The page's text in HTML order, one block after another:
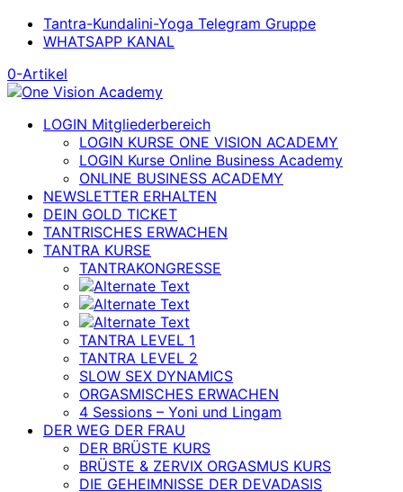
Tantra-Kundalini-Yoga Telegram Gruppe
WHATSAPP KANAL
0-Artikel
LOGIN Mitgliederbereich
LOGIN KURSE ONE VISION ACADEMY
LOGIN Kurse Online Business Academy
ONLINE BUSINESS ACADEMY
NEWSLETTER ERHALTEN
DEIN GOLD TICKET
TANTRISCHES ERWACHEN
TANTRA KURSE
TANTRAKONGRESSE
TANTRA LEVEL 1
TANTRA LEVEL 2
SLOW SEX DYNAMICS
ORGASMISCHES ERWACHEN
4 Sessions – Yoni und Lingam
DER WEG DER FRAU
DER BRÜSTE KURS
BRÜSTE & ZERVIX ORGASMUS KURS
DIE GEHEIMNISSE DER DEVADASIS